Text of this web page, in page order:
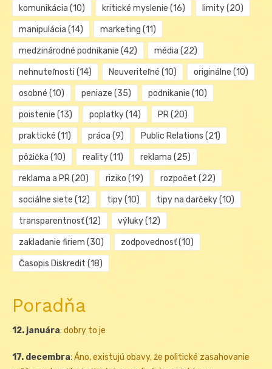
komunikácia (10) kritické myslenie (16) limity(20)
manipulácia (14) marketing (11)
medzinárodné podnikanie (42) média (22)
nehnuteľnosti (14) Neuveriteľné (10) originálne (10)
osobné (10) peniaze (35) podnikanie (10)
poistenie (13) poplatky(14) PR(20)
praktické (11) práca (9) Public Relations (21)
pôžička (10) reality(11) reklama (25)
reklama a PR(20) riziko (19) rozpočet (22)
sociálne siete (12) tipy(10) tipy na darčeky(10)
transparentnosť(12) výluky(12)
zakladanie firiem (30) zodpovednosť(10)
Časopis Diskredit (18)
Poradňa
12. januára: dobry to je
17. decembra: Áno, existujú obavy, že politické zasahovanie